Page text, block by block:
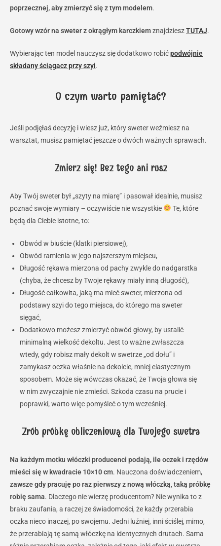
poprzecznej, aby zmierzyć się z tym modelem.
Gotowy wzór na sweter z okrągłym karczkiemznajdzieszTUTAJ.
Wybierając ten model nauczysz się dodatkowo robićpodwójnie
składany ściągacz przy szyi.
O czym warto pamiętać?
Jeśli podjęłaś decyzję i wiesz już, który sweter weźmiesz na
warsztat, musisz pamiętać jeszcze o dwóch ważnych sprawach.
Zmierz się! Bez tego ani rusz
Aby Twój sweter był „szyty na miarę” i pasował idealnie, musisz
poznać swoje wymiary – oczywiście nie wszystkie
Te, które
będą dla Ciebie istotne, to:
Obwód w biuście (klatki piersiowej),
Obwód ramienia w jego najszerszym miejscu,
Długość rękawa mierzona od pachy zwykle do nadgarstka
(chyba, że chcesz by Twoje rękawy miały inną długość),
Długość całkowita, jaką ma mieć sweter, mierzona od
podstawy szyi do tego miejsca, do którego ma sweter
sięgać,
Dodatkowo możesz zmierzyć obwód głowy, by ustalić
minimalną wielkość dekoltu. Jest to ważne zwłaszcza
wtedy, gdy robisz mały dekolt w swetrze „od dołu” i
zamykasz oczka właśnie na dekolcie, mniej elastycznym
sposobem. Może się wówczas okazać, że Twoja głowa się
w nim zwyczajnie nie zmieści. Szkoda czasu na prucie i
poprawki, warto więc pomyśleć o tym wcześniej.
Zrób próbkę obliczeniową dla Twojego swetra
Na każdym motku włóczki producenci podają, ile oczek i rzędów
mieści się w kwadracie 10×10 cm. Nauczona doświadczeniem,
zawsze gdy pracuję po raz pierwszy z nową włóczką, taką próbkę
robię sama. Dlaczego nie wierzę producentom? Nie wynika to z
braku zaufania, a raczej ze świadomości, że każdy przerabia
oczka nieco inaczej, po swojemu. Jedni luźniej, inni ściślej, mimo,
że przerabiają tę samą włóczkę na identycznych drutach. Sama